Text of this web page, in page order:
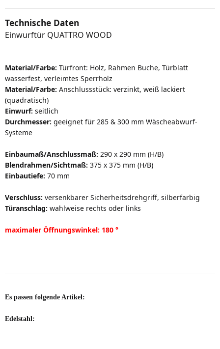
Technische Daten
Einwurftür QUATTRO WOOD
Material/Farbe: Türfront: Holz, Rahmen Buche, Türblatt
wasserfest, verleimtes Sperrholz
Material/Farbe: Anschlussstück: verzinkt, weiß lackiert
(quadratisch)
Einwurf: seitlich
Durchmesser: geeignet für 285 & 300 mm Wäscheabwurf-
Systeme
Einbaumaß/Anschlussmaß: 290 x 290 mm (H/B)
Blendrahmen/Sichtmaß: 375 x 375 mm (H/B)
Einbautiefe: 70 mm
Verschluss: versenkbarer Sicherheitsdrehgriff, silberfarbig
Türanschlag: wahlweise rechts oder links
maximaler Öffnungswinkel: 180 °
Es passen folgende Artikel:
Edelstahl: